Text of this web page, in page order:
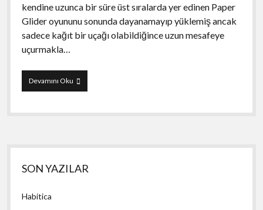
kendine uzunca bir süre üst sıralarda yer edinen Paper
Glider oyununu sonunda dayanamayıp yüklemiş ancak
sadece kağıt bir uçağı olabildiğince uzun mesafeye
uçurmakla…
Devamını OkuPaper
Glider
Gnomes
Yan
Menü
SON YAZILAR
Habitica